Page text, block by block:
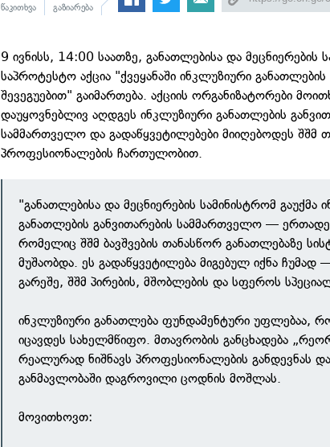
წაკითხვა გაზიარება
9 ივნისს, 14:00 საათზე, განათლებისა და მეცნიერების
საპროტესტო აქცია "ქვეყანაში ინკლუზიური განათლების
შევეგუებით" გაიმართება. აქციის ორგანიზატორები
დაუყოვნებლივ აღდგეს ინკლუზიური განათლების
სამმართველო და გადაწყვეტილებები მიიღებოდეს შშმ
პროფესიონალების ჩართულობით.
"განათლებისა და მეცნიერების სამინისტრომ გაუქმა
განათლების განვითარების სამმართველო —
რომელიც შშმ ბავშვების თანასწორ განათლებაზე
მუშაობდა. ეს გადაწყვეტილება მიგებულ იქნა ჩუმად
გარეშე, შშმ პირების, მშობლების და სფეროს
ინკლუზიური განათლება ფუნდამენტური უფლებაა,
იცავდეს სახელმწიფო. მთავრობის განცხადება
რეალურად ნიშნავს პროფესიონალების განდევნას
განმავლობაში დაგროვილი ცოდნის მოშლას.
მოვითხოვთ: